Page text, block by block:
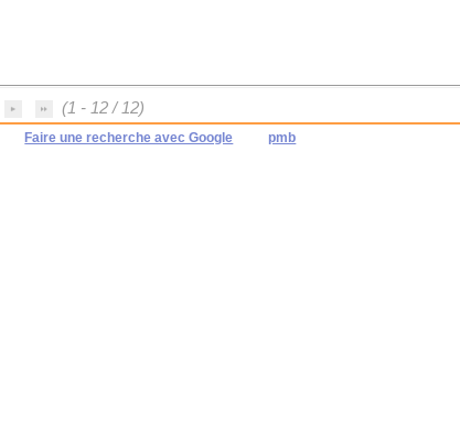
(1 - 12 / 12)
Faire une recherche avec Google pmb